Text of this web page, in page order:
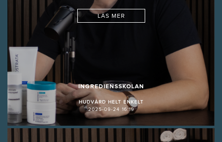
LÄS MER
INGREDIENSSKOLAN
HUDVÅRD HELT ENKELT
2025-09-24 16:19